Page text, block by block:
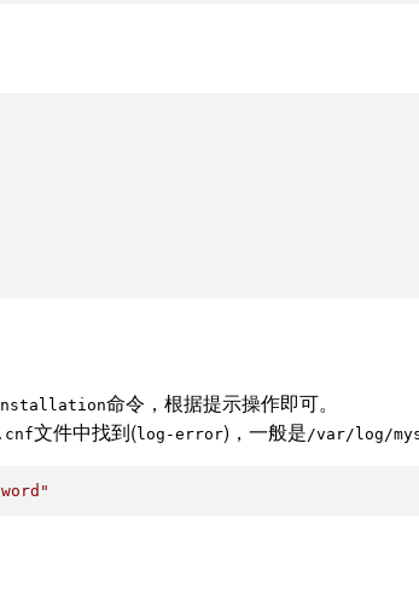
命令，根据提示操作即可。
文件中找到(log-error)，一般是/var/log/